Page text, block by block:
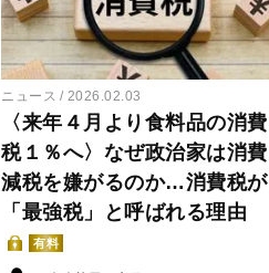
ニュース 2026.02.03
〈来年４月より食料品の消費
税１％へ〉なぜ政治家は消費
減税を嫌がるのか…消費税が
「最強税」と呼ばれる理由
有料